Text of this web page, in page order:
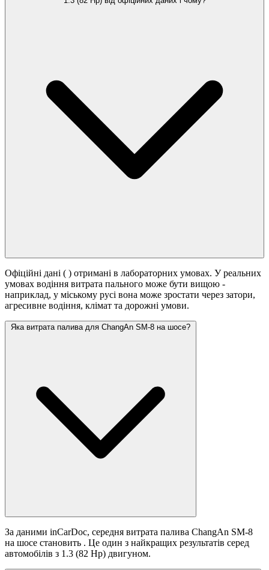
Офіційні дані ( ) отримані в лабораторних умовах. У реальних
умовах водіння витрата пального може бути вищою -
наприклад, у міському русі вона може зростати через затори,
агресивне водіння, клімат та дорожні умови.
Яка витрата палива для ChangAn SM-8 на шосе?
За даними inCarDoc, середня витрата палива ChangAn SM-8
на шосе становить . Це один з найкращих результатів серед
автомобілів з 1.3 (82 Hp) двигуном.